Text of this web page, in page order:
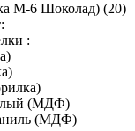
М-6 Шоколад) (20)
:
(МДФ)
(МДФ)